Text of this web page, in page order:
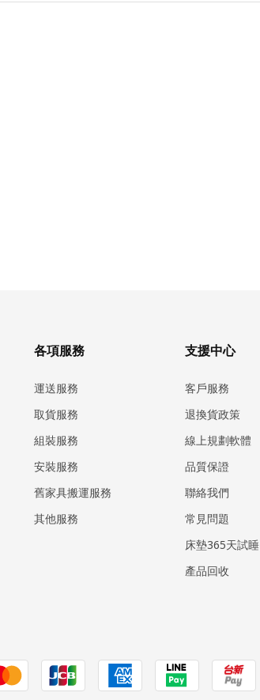
各項服務
運送服務
取貨服務
組裝服務
安裝服務
​舊家具搬運服務
其他服務
支援中心
客戶服務
退換貨政策
線上規劃軟體
品質保證
聯絡我們
常見問題
床墊365天試睡
產品回收